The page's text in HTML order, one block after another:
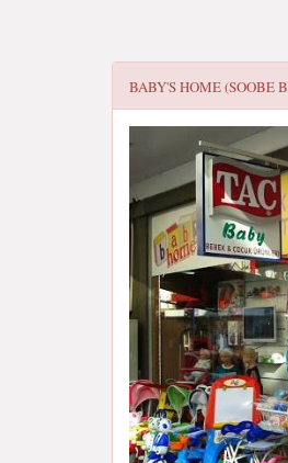
BABY'S HOME (SOOBE